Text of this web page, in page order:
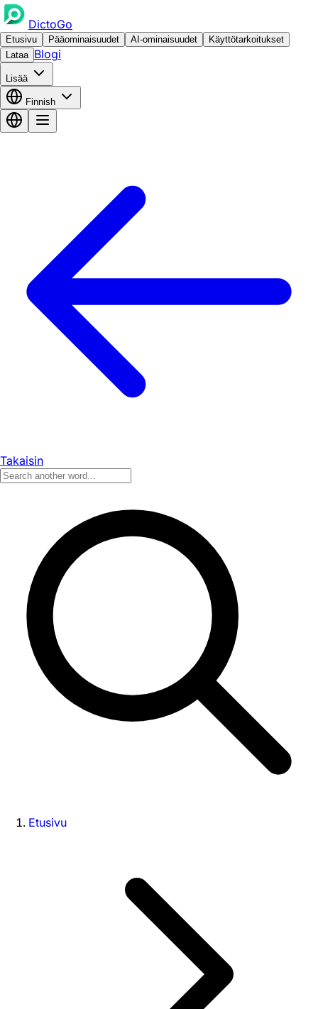
DictoGo
Etusivu Pääominaisuudet AI-ominaisuudet
Käyttötarkoitukset
Lataa Blogi
Lisää
Finnish
Takaisin
Etusivu